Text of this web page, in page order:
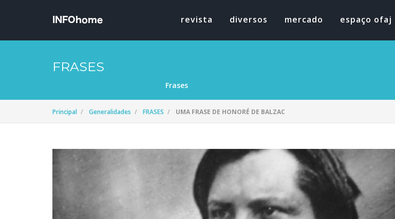
revista diversos mercado espaço ofaj
FRASES
Frases
Principal Generalidades FRASES UMA FRASE DE HONORÉ DE BALZAC